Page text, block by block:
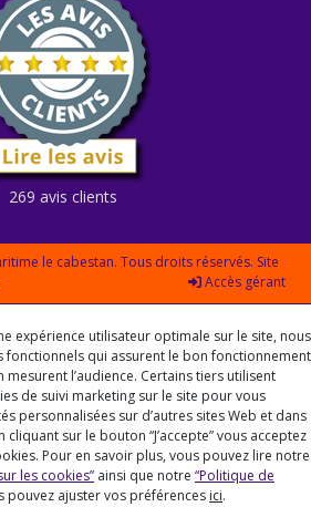
269 avis clients
le cabestan. Tous droits réservés. Site
Accès gérant
expérience utilisateur optimale sur le site, nous
fonctionnels qui assurent le bon fonctionnement
mesurent l’audience. Certains tiers utilisent
de suivi marketing sur le site pour vous
personnalisées sur d’autres sites Web et dans
cliquant sur le bouton “J’accepte” vous acceptez
Pour en savoir plus, vous pouvez lire notre
les cookies” ainsi que notre “Politique de
pouvez ajuster vos préférences ici.